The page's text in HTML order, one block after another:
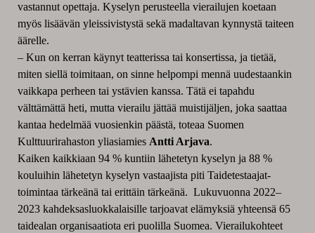
vastannut opettaja. Kyselyn perusteella vierailujen koetaan
myös lisäävän yleissivistystä sekä madaltavan kynnystä taiteen
äärelle.
– Kun on kerran käynyt teatterissa tai konsertissa, ja tietää,
miten siellä toimitaan, on sinne helpompi mennä uudestaankin
vaikkapa perheen tai ystävien kanssa. Tätä ei tapahdu
välttämättä heti, mutta vierailu jättää muistijäljen, joka saattaa
kantaa hedelmää vuosienkin päästä, toteaa Suomen
Kulttuurirahaston yliasiamies Antti Arjava.
Kaiken kaikkiaan 94 % kuntiin lähetetyn kyselyn ja 88 %
kouluihin lähetetyn kyselyn vastaajista piti Taidetestaajat-
toimintaa tärkeänä tai erittäin tärkeänä. Lukuvuonna 2022–
2023 kahdeksasluokkalaisille tarjoavat elämyksiä yhteensä 65
taidealan organisaatiota eri puolilla Suomea. Vierailukohteet